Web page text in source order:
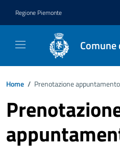
Regione Piemonte
Comune
Home / Prenotazione appuntamento